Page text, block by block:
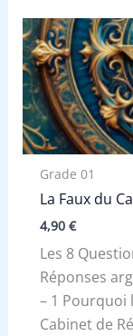
Grade 01
La Faux du
4,90 €
Les 8
Réponses
– 1 Pourquoi
Cabinet de